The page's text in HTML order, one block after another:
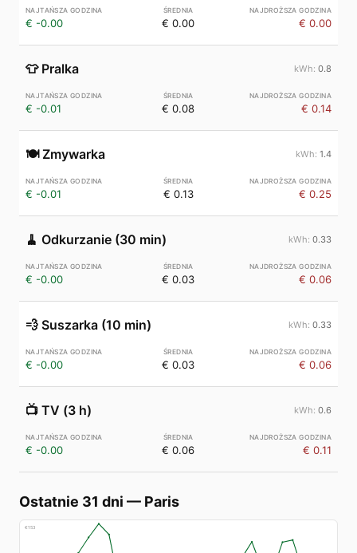
€ -0.00 € 0.00 € 0.00
👕 Pralka 0.8
€ -0.01 € 0.08 € 0.14
🍽️ Zmywarka 1.4
€ -0.01 € 0.13 € 0.25
🧹 Odkurzanie (30 min) 0.33
€ -0.00 € 0.03 € 0.06
💨 Suszarka (10 min) 0.33
€ -0.00 € 0.03 € 0.06
📺 TV (3 h) 0.6
€ -0.00 € 0.06 € 0.11
Ostatnie 31 dni — Paris
€153